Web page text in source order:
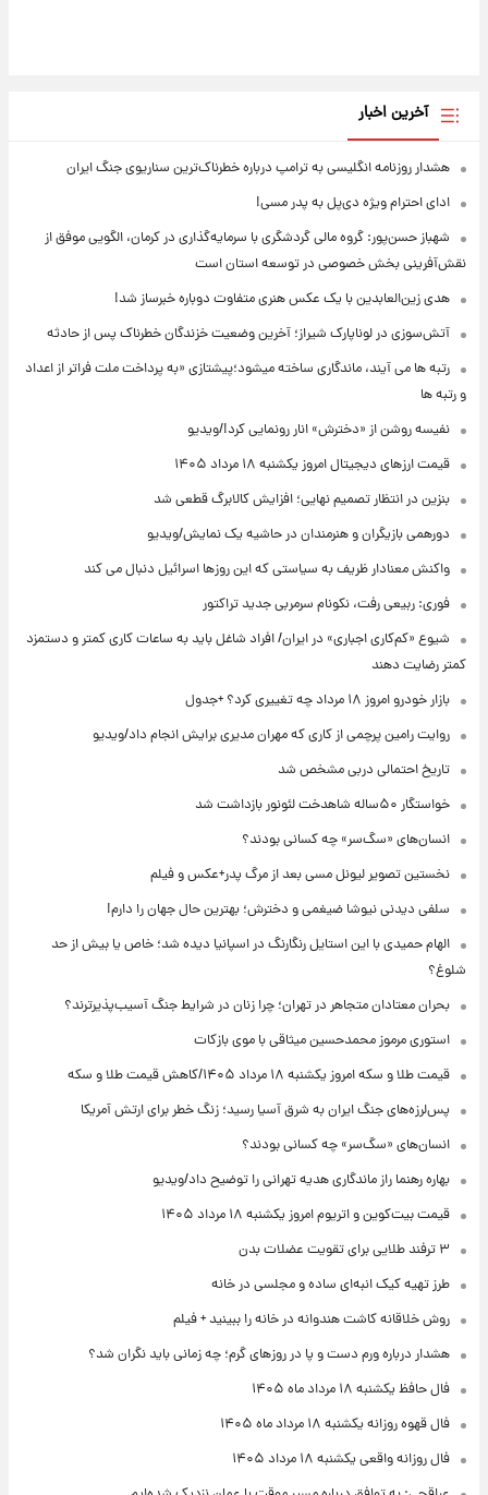
آخرین اخبار
هشدار روزنامه انگلیسی به ترامپ درباره خطرناک‌ترین سناریوی جنگ ایران
ادای احترام ویژه دی‌پل به پدر مسی!
شهباز حسن‌پور: گروه مالی گردشگری با سرمایه‌گذاری در کرمان، الگویی موفق از
نقش‌آفرینی بخش خصوصی در توسعه استان است
هدی زین‌العابدین با یک عکس هنری متفاوت دوباره خبرساز شد!
آتش‌سوزی در لوناپارک شیراز؛ آخرین وضعیت خزندگان خطرناک پس از حادثه
رتبه ها می آیند، ماندگاری ساخته میشود؛پیشتازی «به پرداخت ملت فراتر از اعداد
و رتبه ها
نفیسه روشن از «دخترش» انار رونمایی کرد!/ویدیو
قیمت ارزهای دیجیتال امروز یکشنبه ۱۸ مرداد ۱۴۰۵
بنزین در انتظار تصمیم نهایی؛ افزایش کالابرگ قطعی شد
دورهمی بازیگران و هنرمندان در حاشیه یک نمایش/ویدیو
واکنش معنادار ظریف به سیاستی که این روزها اسرائیل دنبال می کند
فوری: ربیعی رفت، نکونام سرمربی جدید تراکتور
شیوع «کم‌کاری اجباری» در ایران/ افراد شاغل باید به ساعات کاری کمتر و دستمزد
کمتر رضایت دهند
بازار خودرو امروز ۱۸ مرداد چه تغییری کرد؟ +جدول
روایت رامین پرچمی از کاری که مهران مدیری برایش انجام داد/ویدیو
تاریخ احتمالی دربی مشخص شد
خواستگار ۵۰ساله شاهدخت لئونور بازداشت شد
انسان‌های «سگ‌سر» چه کسانی بودند؟
نخستین تصویر لیونل مسی بعد از مرگ پدر+عکس و فیلم
سلفی دیدنی نیوشا ضیغمی و دخترش؛ بهترین حال جهان را دارم!
الهام حمیدی با این استایل رنگارنگ در اسپانیا دیده شد؛ خاص یا بیش از حد
شلوغ؟
بحران معتادان متجاهر در تهران؛ چرا زنان در شرایط جنگ آسیب‌پذیرترند؟
استوری مرموز محمدحسین میثاقی با موی بازکات
قیمت طلا و سکه امروز یکشنبه ۱۸ مرداد ۱۴۰۵/کاهش قیمت طلا و سکه
پس‌لرزه‌های جنگ ایران به شرق آسیا رسید؛ زنگ خطر برای ارتش آمریکا
انسان‌های «سگ‌سر» چه کسانی بودند؟
بهاره رهنما راز ماندگاری هدیه تهرانی را توضیح داد/ویدیو
قیمت بیت‌کوین و اتریوم امروز یکشنبه ۱۸ مرداد ۱۴۰۵
۳ ترفند طلایی برای تقویت عضلات بدن
طرز تهیه کیک انبه‌ای ساده و مجلسی در خانه
روش خلاقانه کاشت هندوانه در خانه را ببینید + فیلم
هشدار درباره ورم دست و پا در روزهای گرم؛ چه زمانی باید نگران شد؟
فال حافظ یکشنبه ۱۸ مرداد ماه ۱۴۰۵
فال قهوه روزانه یکشنبه ۱۸ مرداد ماه ۱۴۰۵
فال روزانه واقعی یکشنبه ۱۸ مرداد ۱۴۰۵